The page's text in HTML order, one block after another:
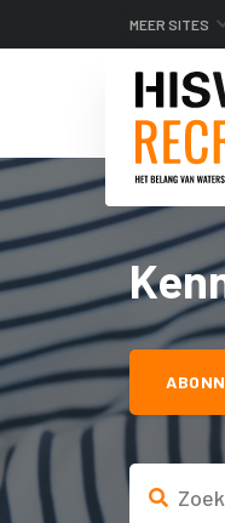
MEER SITES